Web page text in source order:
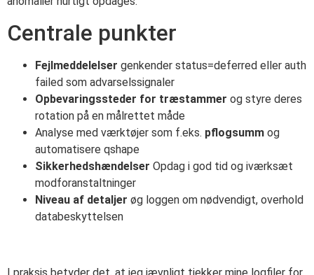
Centrale punkter
Fejlmeddelelser genkender status=deferred eller auth
failed som advarselssignaler
Opbevaringssteder for træstammer og styre deres
rotation på en målrettet måde
Analyse med værktøjer som f.eks. pflogsumm og
automatisere qshape
Sikkerhedshændelser Opdag i god tid og iværksæt
modforanstaltninger
Niveau af detaljer øg loggen om nødvendigt, overhold
databeskyttelsen